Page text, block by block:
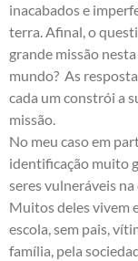
inacabados e
terra. Afinal, o
grande missão
mundo? As
cada um constrói a
missão.
No meu caso em
identificação muito
seres vulneráveis
Muitos deles vivem
escola, sem pais,
família, pela